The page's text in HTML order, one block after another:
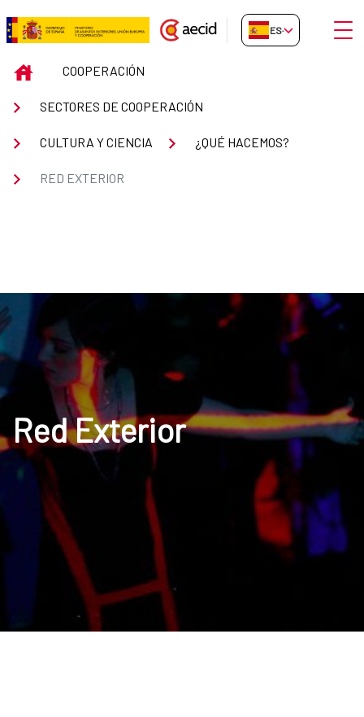
Saltar al contenido principal
Red Exterior
ES-ES Abrir
INICIOCOOPERACIÓN
SECTORES DE COOPERACIÓN
CULTURA Y CIENCIA ¿QUÉ HACEMOS?
RED EXTERIOR
Red Exterior